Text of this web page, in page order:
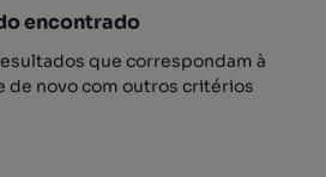
encontrado
que correspondam à
de novo com outros critérios